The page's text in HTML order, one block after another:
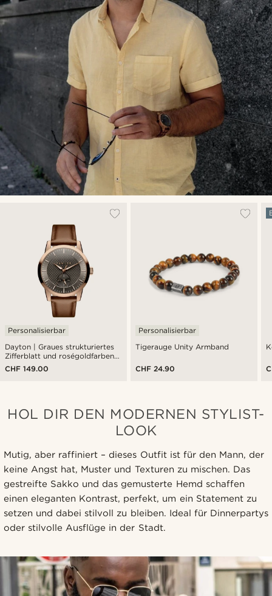
Dayton | Graues strukturiertes
Zifferblatt und roségoldfarbene
Edelstahluhr
Personalisierbar
CHF 149.00
Tigerauge Unity Armband
Personalisierbar
CHF 24.90
HOL DIR DEN MODERNEN STYLIST-
LOOK
Mutig, aber raffiniert – dieses Outfit ist für den Mann, der
keine Angst hat, Muster und Texturen zu mischen. Das
gestreifte Sakko und das gemusterte Hemd schaffen
einen eleganten Kontrast, perfekt, um ein Statement zu
setzen und dabei stilvoll zu bleiben. Ideal für Dinnerpartys
oder stilvolle Ausflüge in der Stadt.